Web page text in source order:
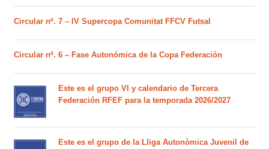
Circular nº. 7 – IV Supercopa Comunitat FFCV Futsal
Circular nº. 6 – Fase Autonómica de la Copa Federación
Este es el grupo VI y calendario de Tercera
Federación RFEF para la temporada 2026/2027
Este es el grupo de la Lliga Autonòmica Juvenil de